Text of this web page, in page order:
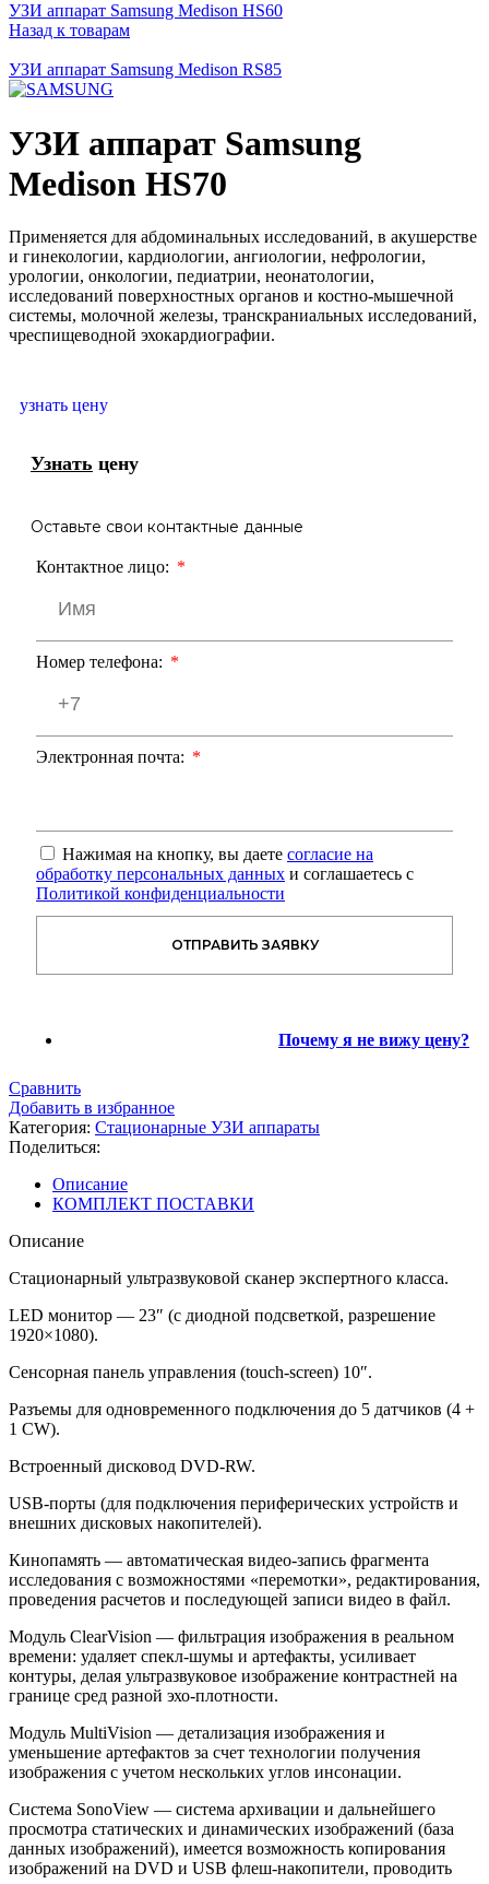
УЗИ аппарат Samsung Medison HS60
Назад к товарам
УЗИ аппарат Samsung Medison RS85
УЗИ аппарат Samsung
Medison HS70
Применяется для абдоминальных исследований, в акушерстве
и гинекологии, кардиологии, ангиологии, нефрологии,
урологии, онкологии, педиатрии, неонатологии,
исследований поверхностных органов и костно-мышечной
системы, молочной железы, транскраниальных исследований,
чреспищеводной эхокардиографии.
узнать цену
Контактное лицо:
Номер телефона:
Электронная почта:
Нажимая на кнопку, вы даете согласие на
обработку персональных данных и соглашаетесь с
Политикой конфиденциальности
ОТПРАВИТЬ ЗАЯВКУ
Оставьте свои контактные данные
Узнать цену
Почему я не вижу цену?
Сравнить
Добавить в избранное
Категория: Стационарные УЗИ аппараты
Поделиться:
Описание
КОМПЛЕКТ ПОСТАВКИ
Описание
Стационарный ультразвуковой сканер экспертного класса.
LED монитор — 23″ (с диодной подсветкой, разрешение
1920×1080).
Сенсорная панель управления (touch-screen) 10″.
Разъемы для одновременного подключения до 5 датчиков (4 +
1 CW).
Встроенный дисковод DVD-RW.
USB-порты (для подключения периферических устройств и
внешних дисковых накопителей).
Кинопамять — автоматическая видео-запись фрагмента
исследования с возможностями «перемотки», редактирования,
проведения расчетов и последующей записи видео в файл.
Модуль ClearVision — фильтрация изображения в реальном
времени: удаляет спекл-шумы и артефакты, усиливает
контуры, делая ультразвуковое изображение контрастней на
границе сред разной эхо-плотности.
Модуль MultiVision — детализация изображения и
уменьшение артефактов за счет технологии получения
изображения с учетом нескольких углов инсонации.
Система SonoView — система архивации и дальнейшего
просмотра статических и динамических изображений (база
данных изображений), имеется возможность копирования
изображений на DVD и USB флеш-накопители, проводить